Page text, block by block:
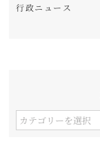
行政ニュース
カ